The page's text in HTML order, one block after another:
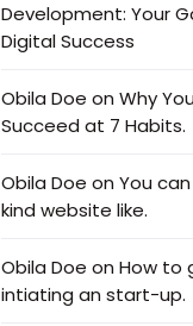
Development: Your
Digital Success
Obila Doe on Why
Succeed at 7 Habits.
Obila Doe on You
kind website like.
Obila Doe on How to
intiating an start-up.